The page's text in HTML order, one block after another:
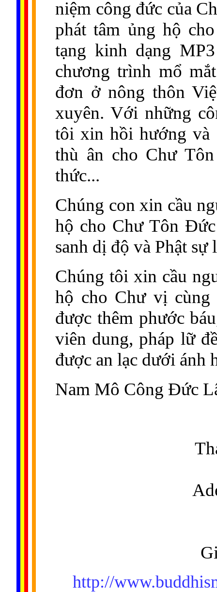
niệm công đức của
phát tâm ủng hộ
tạng kinh dạng
chương trình mổ
đơn ở nông thôn
xuyên. Với những
tôi xin hồi hướng và
thù ân cho Chư
thức...
Chúng con xin cầu
hộ cho Chư Tôn
sanh dị độ và Phật
Chúng tôi xin cầu
hộ cho Chư vị
được thêm phước
viên dung, pháp lữ
được an lạc dưới ánh
Nam Mô Công Đức
Thay
Giác
http://